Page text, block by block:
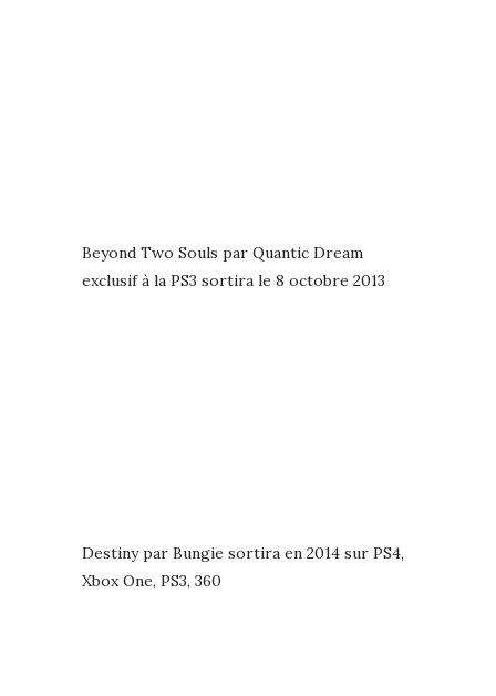
Beyond Two Souls par Quantic Dream
exclusif à la PS3 sortira le 8 octobre 2013
Destiny par Bungie sortira en 2014 sur PS4,
Xbox One, PS3, 360